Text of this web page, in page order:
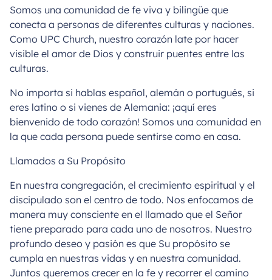
Somos una comunidad de fe viva y bilingüe que
conecta a personas de diferentes culturas y naciones.
Como UPC Church, nuestro corazón late por hacer
visible el amor de Dios y construir puentes entre las
culturas.
No importa si hablas español, alemán o portugués, si
eres latino o si vienes de Alemania: ¡aquí eres
bienvenido de todo corazón! Somos una comunidad en
la que cada persona puede sentirse como en casa.
Llamados a Su Propósito
En nuestra congregación, el crecimiento espiritual y el
discipulado son el centro de todo. Nos enfocamos de
manera muy consciente en el llamado que el Señor
tiene preparado para cada uno de nosotros. Nuestro
profundo deseo y pasión es que Su propósito se
cumpla en nuestras vidas y en nuestra comunidad.
Juntos queremos crecer en la fe y recorrer el camino